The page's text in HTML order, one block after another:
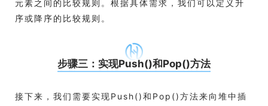
元素之间的比较规则。根据具体需求，我们可以定义升
序或降序的比较规则。
步骤三：实现Push()和Pop()方法
接下来，我们需要实现Push()和Pop()方法来向堆中插